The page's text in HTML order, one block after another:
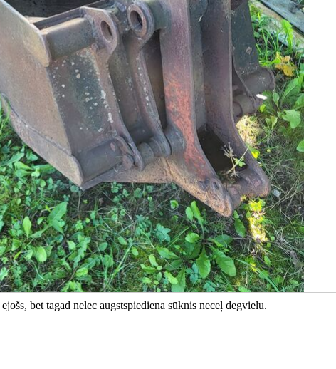
bet tagad nelec augstspiediena sūknis neceļ degvielu.